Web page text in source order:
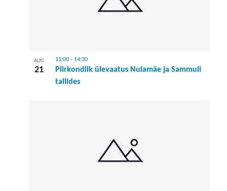
AUG
21
Piirkondlik ülevaatus Nuiamäe ja Sammuli
tallides
11:00- 14:30